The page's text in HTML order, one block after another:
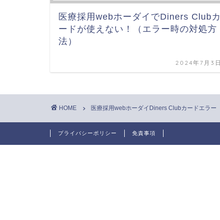
医療採用webホーダイでDiners Club
ードが使えない！（エラー時の対処方
法）
2024年7月3
HOME 医療採用webホーダイDiners Clubカードエラー
プライバシーポリシー 免責事項